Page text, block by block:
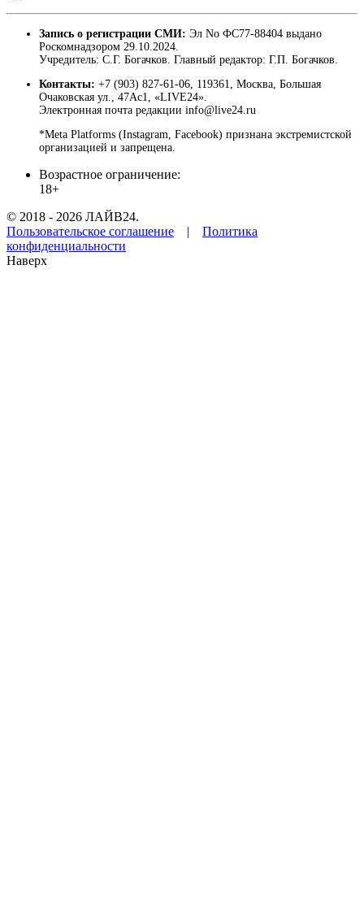
Запись о регистрации СМИ: Эл No ФС77-88404 выдано
Роскомнадзором 29.10.2024.
Учредитель: С.Г. Богачков. Главный редактор: Г.П. Богачков.
Контакты: +7 (903) 827-61-06, 119361, Москва, Большая
Очаковская ул., 47Ас1, «LIVE24».
Электронная почта редакции info@live24.ru
*Meta Platforms (Instagram, Facebook) признана экстремистской
организацией и запрещена.
Возрастное ограничение:
18+
© 2018 - 2026 ЛАЙВ24.
Пользовательское соглашение | Политика
конфиденциальности
Наверх